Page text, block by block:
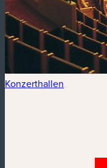
Konzerthallen